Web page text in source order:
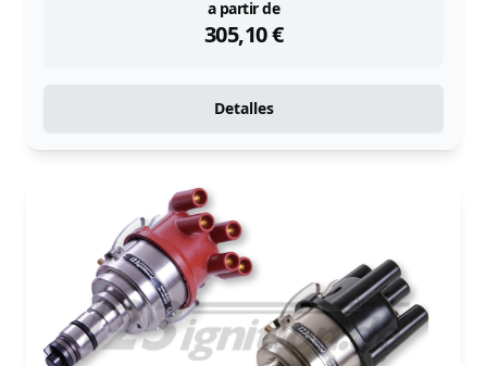
a partir de
305,10€
instock
Detalles